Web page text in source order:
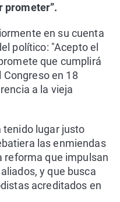
prometer”.
en su cuenta
político: "Acepto el
que cumplirá
en 18
a la vieja
tenido lugar justo
las enmiendas
reforma que impulsan
y que busca
acreditados en